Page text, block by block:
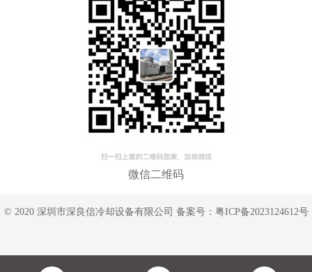
微信二维码
© 2020 深圳市深良信冷却设备有限公司 备案号： 粤ICP备2023124612号